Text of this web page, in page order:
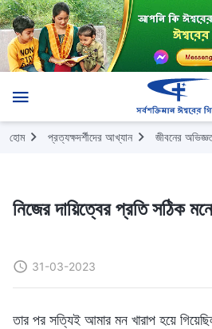
হোম প্রত্যক্ষদর্শীদের আখ্যান জীবনের
নিজের দায়িত্বের প্রতি সঠিক
31-03-2023
তার পর সত্যিই আমার মন খারাপ হয়ে